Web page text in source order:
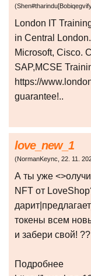
(
London IT
in Central
Microsoft, Cisco.
SAP,MCSE
https://
guarantee!..
love_new_1
(NormanKeync, 22. 11.
А ты уже
NFT от
токены всем
и забери свой! ??
Подробнее